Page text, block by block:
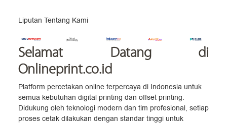
Liputan Tentang Kami
Selamat Datang di
Onlineprint.co.id
Platform percetakan online terpercaya di Indonesia untuk
semua kebutuhan digital printing dan offset printing.
Didukung oleh teknologi modern dan tim profesional, setiap
proses cetak dilakukan dengan standar tinggi untuk